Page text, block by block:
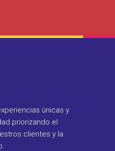
únicas y
priorizando el
clientes y la